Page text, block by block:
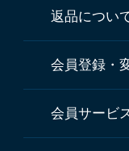
返品につい
会員登録・
会員サービ